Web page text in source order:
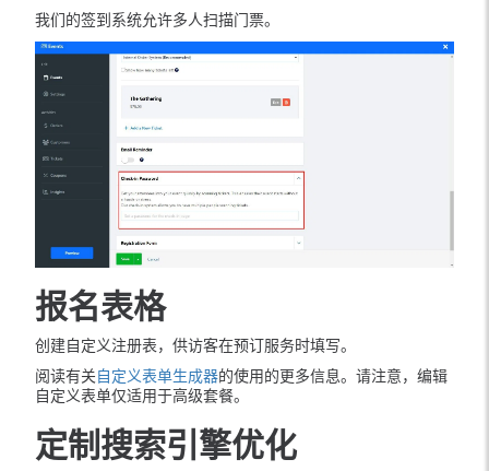
我们的签到系统允许多人扫描门票。
报名表格
创建自定义注册表，供访客在预订服务时填写。
阅读有关自定义表单生成器的使用的更多信息。请注意，编辑
自定义表单仅适用于高级套餐。
定制搜索引擎优化